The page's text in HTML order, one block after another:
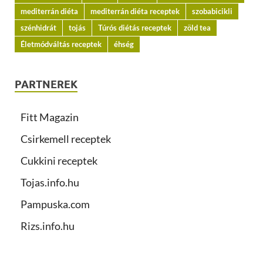
mediterrán diéta
mediterrán diéta receptek
szobabicikli
szénhidrát
tojás Túrós diétás receptek
zöld tea
Életmódváltás receptek
éhség
PARTNEREK
Fitt Magazin
Csirkemell receptek
Cukkini receptek
Tojas.info.hu
Pampuska.com
Rizs.info.hu